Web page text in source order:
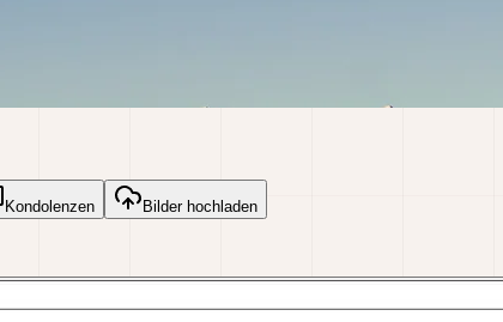
Kondolenzen Bilder hochladen